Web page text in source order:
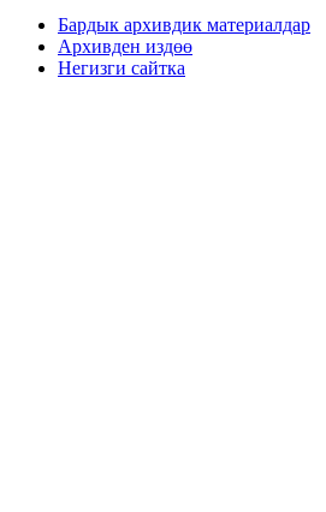
Бардык архивдик материалдар
Архивден издөө
Негизги сайтка